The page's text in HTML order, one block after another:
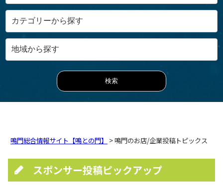
鳴門総合情報サイト【鳴との門】 > 鳴門のお店/企業投稿トピックス
スポンサー投稿ピックアップ